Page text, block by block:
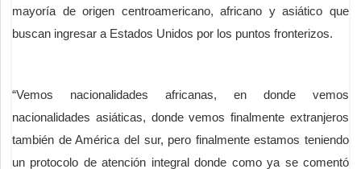
mayoría de origen centroamericano, africano y asiático que
buscan ingresar a Estados Unidos por los puntos fronterizos.
“Vemos nacionalidades africanas, en donde vemos
nacionalidades asiáticas, donde vemos finalmente extranjeros
también de América del sur, pero finalmente estamos teniendo
un protocolo de atención integral donde como ya se comentó